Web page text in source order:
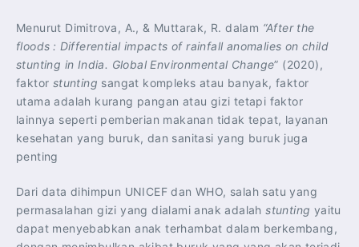
Menurut Dimitrova, A., & Muttarak, R. dalam “After the
floods : Differential impacts of rainfall anomalies on child
stunting in India. Global Environmental Change” (2020),
faktor stunting sangat kompleks atau banyak, faktor
utama adalah kurang pangan atau gizi tetapi faktor
lainnya seperti pemberian makanan tidak tepat, layanan
kesehatan yang buruk, dan sanitasi yang buruk juga
penting
Dari data dihimpun UNICEF dan WHO, salah satu yang
permasalahan gizi yang dialami anak adalahstunting yaitu
dapat menyebabkan anak terhambat dalam berkembang,